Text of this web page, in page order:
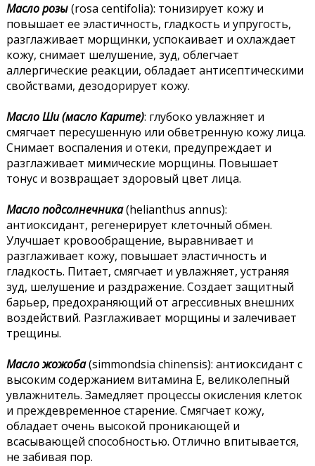
Масло розы(rosa centifolia): тонизирует кожу и
повышает ее эластичность, гладкость и упругость,
разглаживает морщинки, успокаивает и охлаждает
кожу, снимает шелушение, зуд, облегчает
аллергические реакции, обладает антисептическими
свойствами, дезодорирует кожу.
Масло Ши (масло Карите): глубоко увлажняет и
смягчает пересушенную или обветренную кожу лица.
Снимает воспаления и отеки, предупреждает и
разглаживает мимические морщины. Повышает
тонус и возвращает здоровый цвет лица.
Масло подсолнечника(helianthus annus):
антиоксидант, регенерирует клеточный обмен.
Улучшает кровообращение, выравнивает и
разглаживает кожу, повышает эластичность и
гладкость. Питает, смягчает и увлажняет, устраняя
зуд, шелушение и раздражение. Создает защитный
барьер, предохраняющий от агрессивных внешних
воздействий. Разглаживает морщины и залечивает
трещины.
Масло жожоба(simmondsia chinensis): антиоксидант с
высоким содержанием витамина Е, великолепный
увлажнитель. Замедляет процессы окисления клеток
и преждевременное старение. Смягчает кожу,
обладает очень высокой проникающей и
всасывающей способностью. Отлично впитывается,
не забивая пор.